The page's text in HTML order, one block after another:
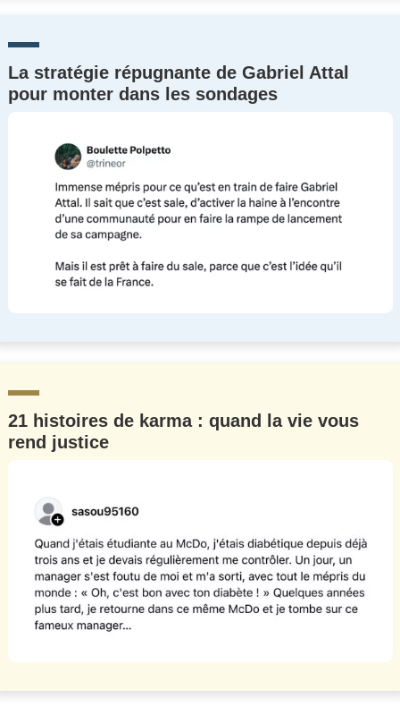
La stratégie répugnante de Gabriel Attal
pour monter dans les sondages
21 histoires de karma : quand la vie vous
rend justice